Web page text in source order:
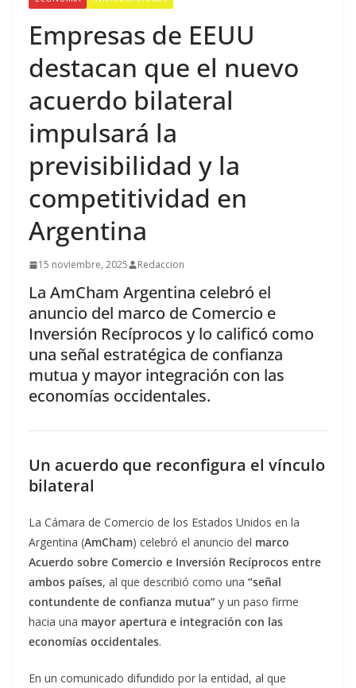
Empresas de EEUU
destacan que el nuevo
acuerdo bilateral
impulsará la
previsibilidad y la
competitividad en
Argentina
15 noviembre, 2025 Redaccion
La AmCham Argentina celebró el
anuncio del marco de Comercio e
Inversión Recíprocos y lo calificó como
una señal estratégica de confianza
mutua y mayor integración con las
economías occidentales.
Un acuerdo que reconfigura el vínculo
bilateral
La Cámara de Comercio de los Estados Unidos en la
Argentina (AmCham) celebró el anuncio del marco
Acuerdo sobre Comercio e Inversión Recíprocos entre
ambos países, al que describió como una “señal
contundente de confianza mutua” y un paso firme
hacia una mayor apertura e integración con las
economías occidentales.
En un comunicado difundido por la entidad, al que